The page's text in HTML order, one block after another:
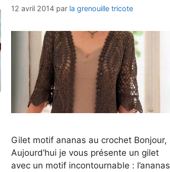
12 avril 2014 par la grenouille tricote
Gilet motif ananas au crochet Bonjour,
Aujourd’hui je vous présente un gilet
avec un motif incontournable : l’ananas